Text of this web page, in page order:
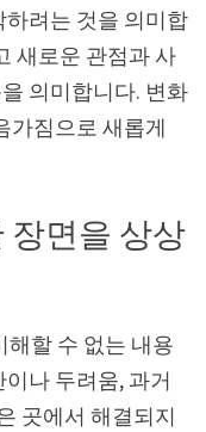
려는 것을 의미합
새로운 관점과 사
의미합니다. 변화
가짐으로 새롭게
장면을 상상
해할 수 없는 내용
나 두려움, 과거
곳에서 해결되지